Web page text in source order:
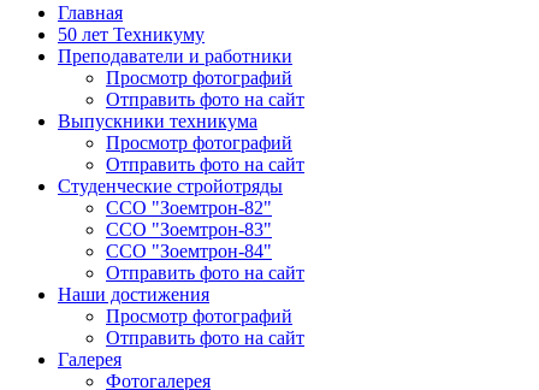
Главная
50 лет Техникуму
Преподаватели и работники
Просмотр фотографий
Отправить фото на сайт
Выпускники техникума
Просмотр фотографий
Отправить фото на сайт
Студенческие стройотряды
ССО "Зоемтрон-82"
ССО "Зоемтрон-83"
ССО "Зоемтрон-84"
Отправить фото на сайт
Наши достижения
Просмотр фотографий
Отправить фото на сайт
Галерея
Фотогалерея